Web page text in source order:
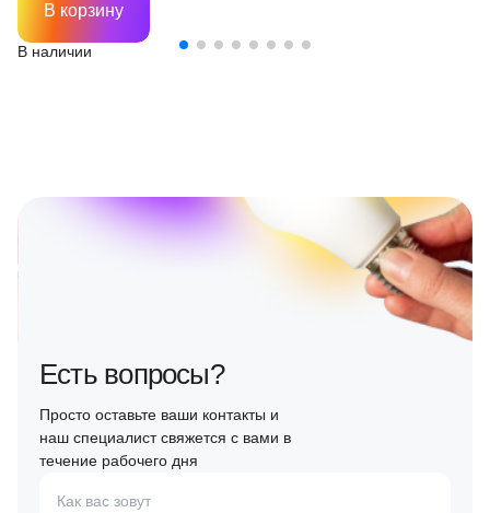
В наличии
В корзину
Есть вопросы?
Просто оставьте ваши контакты и
наш специалист свяжется с вами в
течение рабочего дня
Как вас зовут